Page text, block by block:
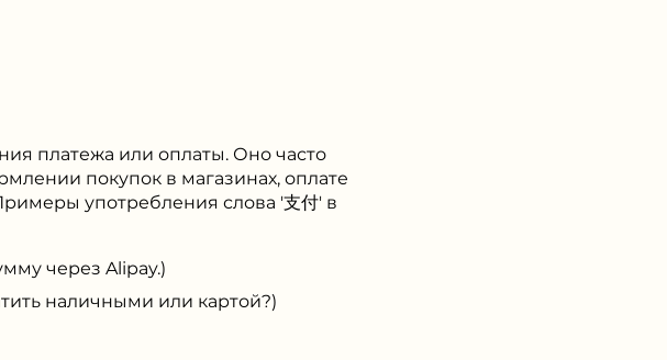
платежа или оплаты. Оно часто
покупок в магазинах, оплате
употребления слова '支付' в
через Alipay.)
наличными или картой?)